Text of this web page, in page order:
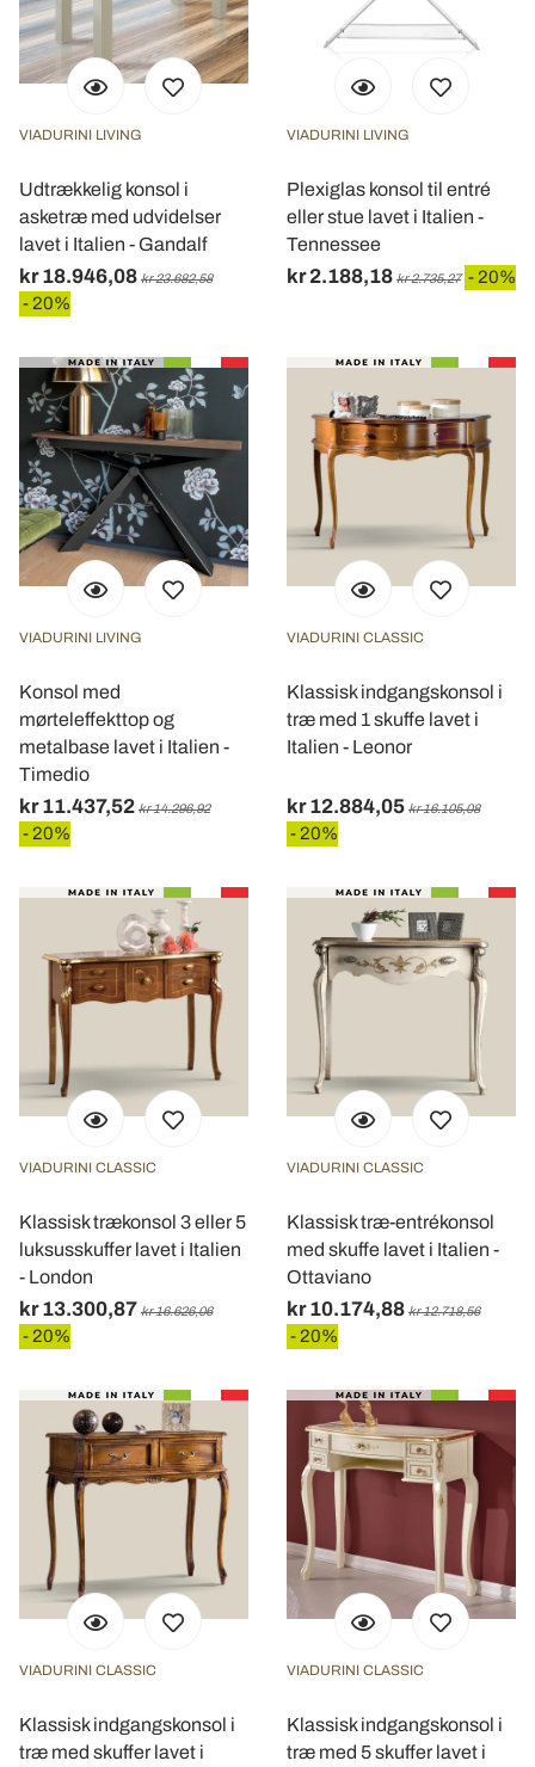
VIADURINI LIVING
Udtrækkelig konsol i
asketræ med udvidelser
lavet i Italien - Gandalf
kr 18.946,08 kr 23.682,58
- 20%
VIADURINI LIVING
Plexiglas konsol til entré
eller stue lavet i Italien -
Tennessee
kr 2.188,18 kr 2.735,27 - 20%
VIADURINI LIVING
Konsol med
mørteleffekttop og
metalbase lavet i Italien -
Timedio
kr 11.437,52 kr 14.296,92
- 20%
VIADURINI CLASSIC
Klassisk indgangskonsol i
træ med 1 skuffe lavet i
Italien - Leonor
kr 12.884,05 kr 16.105,08
- 20%
VIADURINI CLASSIC
Klassisk trækonsol 3 eller 5
luksusskuffer lavet i Italien
- London
kr 13.300,87 kr 16.626,06
- 20%
VIADURINI CLASSIC
Klassisk træ-entrékonsol
med skuffe lavet i Italien -
Ottaviano
kr 10.174,88 kr 12.718,56
- 20%
VIADURINI CLASSIC
Klassisk indgangskonsol i
træ med skuffer lavet i
VIADURINI CLASSIC
Klassisk indgangskonsol i
træ med 5 skuffer lavet i